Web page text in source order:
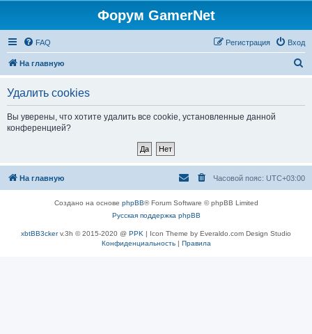
Форум GamerNet
FAQ Вход
Регистрация
На главную
Удалить cookies
Вы уверены, что хотите удалить все cookie, установленные данной
конференцией?
На главную Часовой пояс: UTC+03:00
Создано на основе phpBB® Forum Software © phpBB Limited
Русская поддержка phpBB
xbtBB3ckerv.3h © 2015-2020 @ PPK | Icon Theme by Everaldo.com Design Studio
Конфиденциальность| Правила